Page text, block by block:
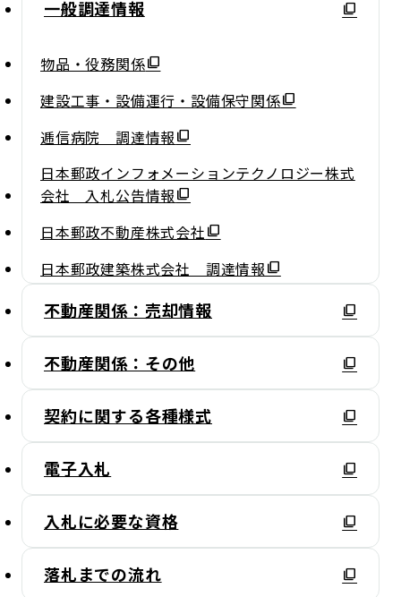
一般調達情報
物品・役務関係
建設工事・設備運行・設備保守関係
逓信病院 調達情報
日本郵政インフォメーションテクノロジー株式
会社 入札公告情報
日本郵政不動産株式会社
日本郵政建築株式会社 調達情報
不動産関係：売却情報
不動産関係：その他
契約に関する各種様式
電子入札
入札に必要な資格
落札までの流れ